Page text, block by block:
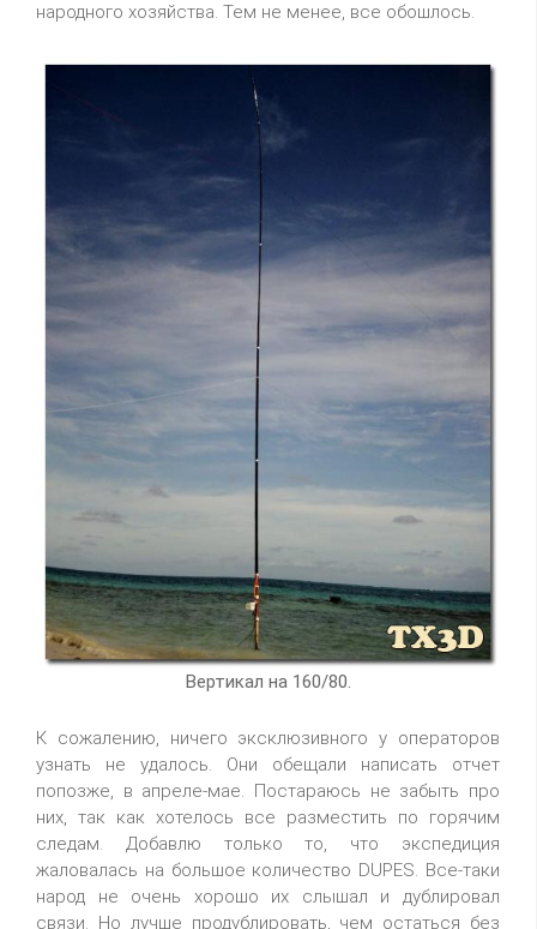
народного хозяйства. Тем не менее, все обошлось.
Вертикал на 160/80.
К сожалению, ничего эксклюзивного у операторов
узнать не удалось. Они обещали написать отчет
попозже, в апреле-мае. Постараюсь не забыть про
них, так как хотелось все разместить по горячим
следам. Добавлю только то, что экспедиция
жаловалась на большое количество DUPES. Все-таки
народ не очень хорошо их слышал и дублировал
связи. Но лучше продублировать, чем остаться без